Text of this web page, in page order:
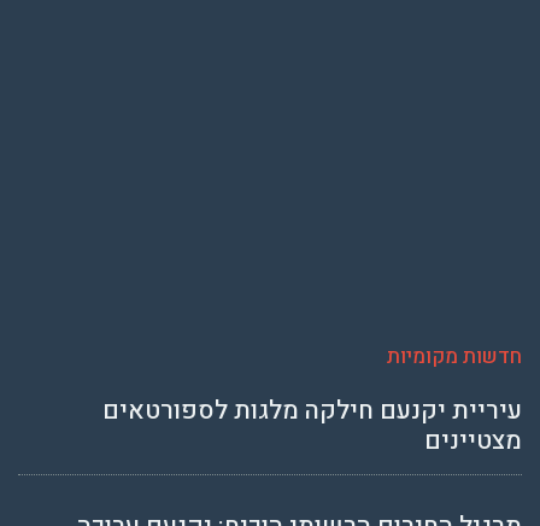
חדשות מקומיות
עיריית יקנעם חילקה מלגות לספורטאים
מצטיינים